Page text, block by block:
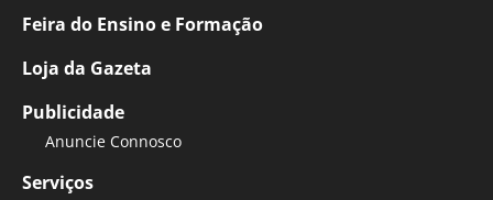
Feira do Ensino e Formação
Loja da Gazeta
Publicidade
Anuncie Connosco
Serviços